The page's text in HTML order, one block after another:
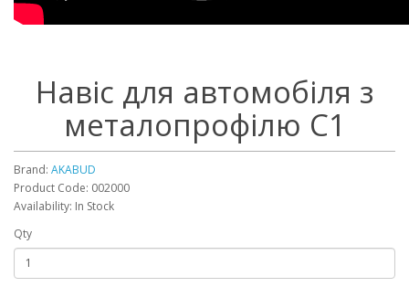
Навіс для автомобіля з
металопрофілю С1
Brand: AKABUD
Product Code: 002000
Availability: In Stock
Qty